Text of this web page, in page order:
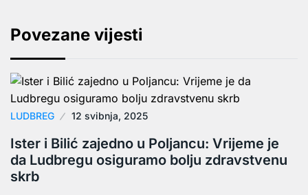
Povezane vijesti
LUDBREG 12 svibnja, 2025
Ister i Bilić zajedno u Poljancu: Vrijeme je
da Ludbregu osiguramo bolju zdravstvenu
skrb